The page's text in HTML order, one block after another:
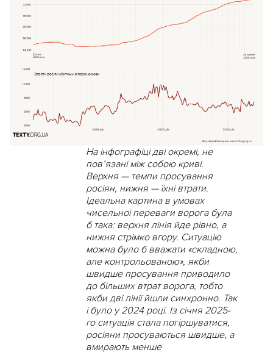
На інфографіці дві окремі, не
пов’язані між собою криві.
Верхня — темпи просування
росіян, нижня — їхні втрати.
Ідеальна картина в умовах
чисельної переваги ворога була
б така: верхня лінія йде рівно, а
нижня стрімко вгору. Ситуацію
можна було б вважати «складною,
але контрольованою», якби
швидше просування приводило
до більших втрат ворога, тобто
якби дві лінії йшли синхронно. Так
і було у 2024 році. Із січня 2025-
го ситуація стала погіршуватися,
росіяни просуваються швидше, а
вмирають менше